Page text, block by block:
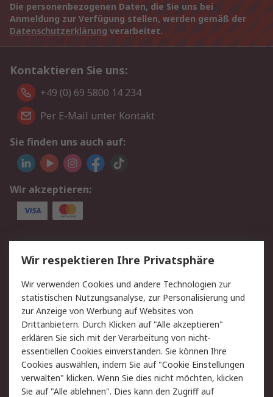
Die personenbezogenen Daten, die Sie uns bei
Anmeldung zur Verfügung stellen, werden gemäß der
Datenschutzerklärung verarbeitet.
Kontaktieren Sie uns:
+49 (0) 69 5800 14 234
Per E-Mail unter Kontakt
Sie finden uns auch auf:
Wir akzeptieren:
Service
Value Added Services
Lieferlösungen
Rücksendungen
Kontakt
Hilfe
Privatkunden
Rechtliches
AGB
Datenschutz
Cookie-Richtlinie
Zahlungsbedingungen
Copyright/Impressum
Entsorgung
Wir respektieren Ihre Privatsphäre
Wir verwenden Cookies und andere Technologien zur
statistischen Nutzungsanalyse, zur Personalisierung und
zur Anzeige von Werbung auf Websites von
Drittanbietern. Durch Klicken auf "Alle akzeptieren"
erklären Sie sich mit der Verarbeitung von nicht-
essentiellen Cookies einverstanden. Sie können Ihre
Cookies auswählen, indem Sie auf "Cookie Einstellungen
verwalten" klicken. Wenn Sie dies nicht möchten, klicken
Sie auf "Alle ablehnen". Dies kann den Zugriff auf